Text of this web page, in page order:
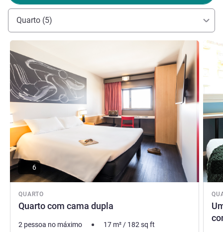
Carmen Baviera, Gestão hoteleira
Quarto (5)
QUARTO
Quarto com cama dupla
Ver detalhes
6
2 pessoa no máximo 17 m²/ 182sq ft
Ver